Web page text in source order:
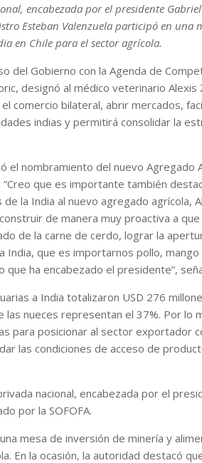
encabezada por el presidente
Esteban Valenzuela participó en una
en Chile para el sector agrícola.
del Gobierno con la Agenda de
designó al médico veterinario
comercio bilateral, abrir mercados,
indias y permitirá consolidar la
el nombramiento del nuevo Agregado
que es importante también
la India al nuevo agregado agrícola,
de manera muy proactiva a
de la carne de cerdo, lograr la
que es importarnos pollo,
ha encabezado el presidente”,
a India totalizaron USD 276
las nueces representan el 37%. Por lo
para posicionar al sector exportador
las condiciones de acceso de
nacional, encabezada por el
por la SOFOFA.
mesa de inversión de minería y
En la ocasión, la autoridad destacó